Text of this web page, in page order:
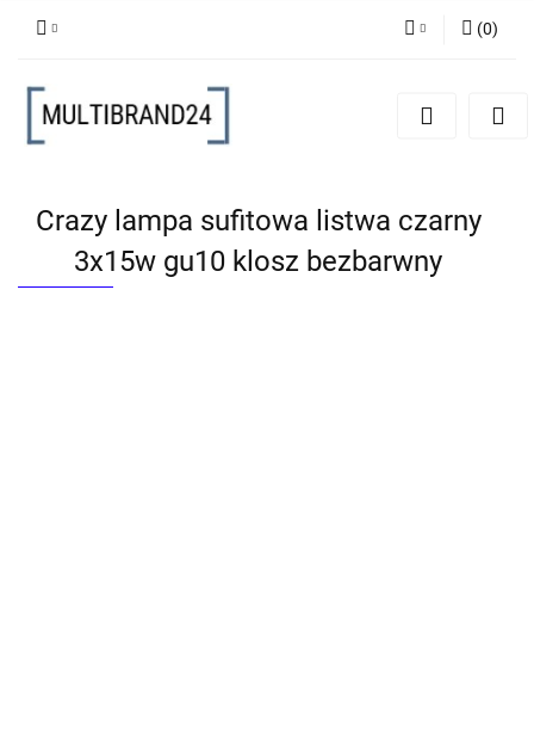
Zarejestruj się
(0)
Crazy lampa sufitowa listwa czarny
3x15w gu10 klosz bezbarwny